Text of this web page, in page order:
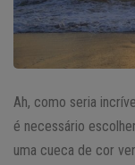
Ah, como seria
é necessário
uma cueca de cor